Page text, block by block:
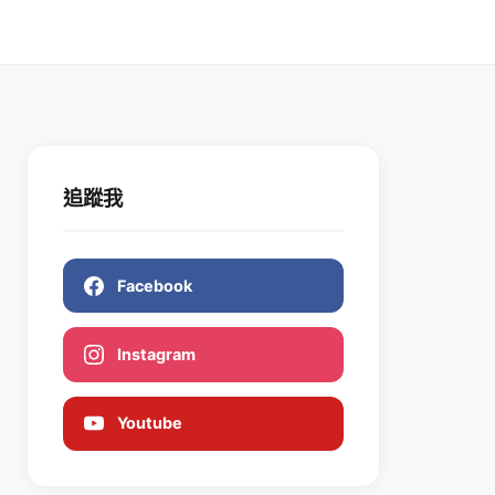
追蹤我
Facebook
Instagram
Youtube